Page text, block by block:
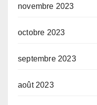
novembre 2023
octobre 2023
septembre 2023
août 2023